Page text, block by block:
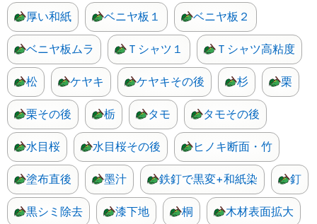
厚い和紙 ベニヤ板１ ベニヤ板２
ベニヤ板ムラ Ｔシャツ１ Ｔシャツ高粘度
松 ケヤキ ケヤキその後 杉 栗
栗その後 栃 タモ タモその後
水目桜 水目桜その後 ヒノキ断面・竹
塗布直後 墨汁 鉄釘で黒変+和紙染 釘
黒シミ除去 漆下地 桐 木材表面拡大